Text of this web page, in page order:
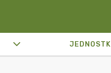
JEDNOSTKI